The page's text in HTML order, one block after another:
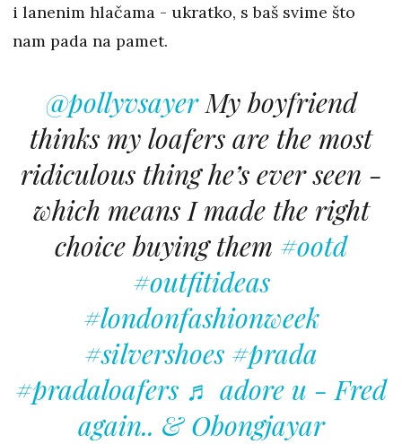
i lanenim hlačama - ukratko, s baš svime što
nam pada na pamet.
@pollyvsayerMy boyfriend
thinks my loafers are the most
ridiculous thing he’s ever seen -
which means I made the right
choice buying them #ootd
#outfitideas
#londonfashionweek
#silvershoes #prada
#pradaloafers ♬ adore u - Fred
again.. & Obongjayar